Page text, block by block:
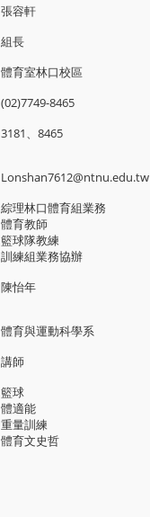
張容軒
組長
體育室林口校區
(02)7749-8465
3181、8465
Lonshan7612@ntnu.edu.tw
綜理林口體育組業務
體育教師
籃球隊教練
訓練組業務協辦
陳怡年
體育與運動科學系
講師
籃球
體適能
重量訓練
體育文史哲